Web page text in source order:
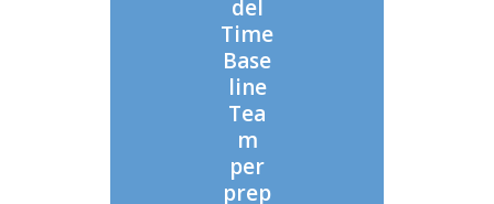
del
Time
Base
line
Tea
m
per
prep